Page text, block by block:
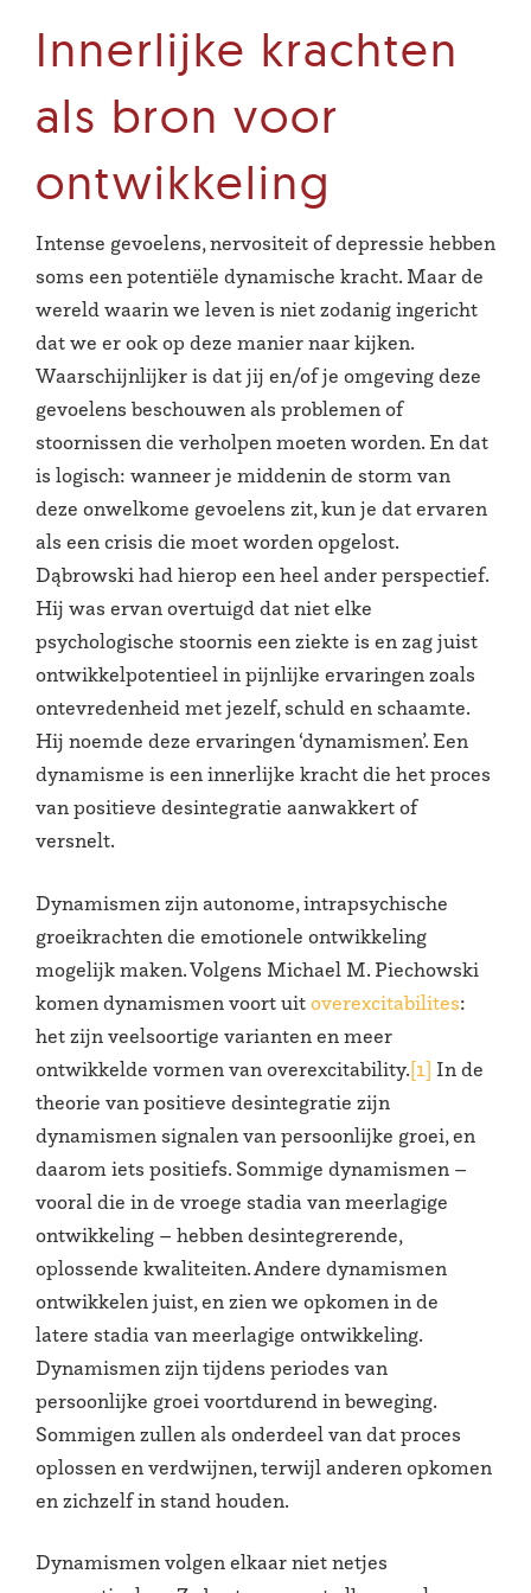
Innerlijke krachten
als bron voor
ontwikkeling
Intense gevoelens, nervositeit of depressie hebben
soms een potentiële dynamische kracht. Maar de
wereld waarin we leven is niet zodanig ingericht
dat we er ook op deze manier naar kijken.
Waarschijnlijker is dat jij en/of je omgeving deze
gevoelens beschouwen als problemen of
stoornissen die verholpen moeten worden. En dat
is logisch: wanneer je middenin de storm van
deze onwelkome gevoelens zit, kun je dat ervaren
als een crisis die moet worden opgelost.
Dąbrowski had hierop een heel ander perspectief.
Hij was ervan overtuigd dat niet elke
psychologische stoornis een ziekte is en zag juist
ontwikkelpotentieel in pijnlijke ervaringen zoals
ontevredenheid met jezelf, schuld en schaamte.
Hij noemde deze ervaringen ‘dynamismen’. Een
dynamisme is een innerlijke kracht die het proces
van positieve desintegratie aanwakkert of
versnelt.
Dynamismen zijn autonome, intrapsychische
groeikrachten die emotionele ontwikkeling
mogelijk maken. Volgens Michael M. Piechowski
komen dynamismen voort uitoverexcitabilites:
het zijn veelsoortige varianten en meer
ontwikkelde vormen van overexcitability.[1] In de
theorie van positieve desintegratie zijn
dynamismen signalen van persoonlijke groei, en
daarom iets positiefs. Sommige dynamismen –
vooral die in de vroege stadia van meerlagige
ontwikkeling – hebben desintegrerende,
oplossende kwaliteiten. Andere dynamismen
ontwikkelen juist, en zien we opkomen in de
latere stadia van meerlagige ontwikkeling.
Dynamismen zijn tijdens periodes van
persoonlijke groei voortdurend in beweging.
Sommigen zullen als onderdeel van dat proces
oplossen en verdwijnen, terwijl anderen opkomen
en zichzelf in stand houden.
Dynamismen volgen elkaar niet netjes